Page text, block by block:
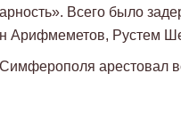
Всего было
Арифмеметов, Рустем
арестовал